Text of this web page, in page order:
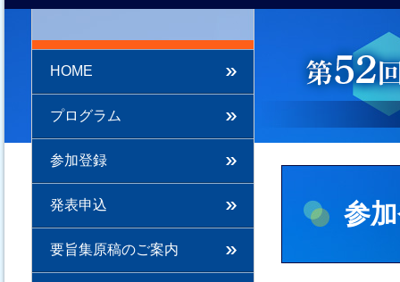
HOME
プログラム
参加登録
発表申込
要旨集原稿のご案内
参